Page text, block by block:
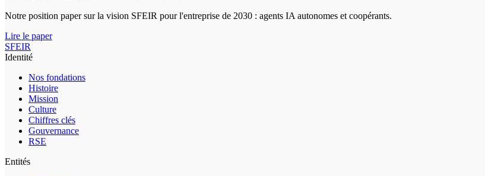
Notre position paper sur la vision SFEIR pour l'entreprise de 2030 : agents IA autonomes et coopérants.
Lire le paper
SFEIR
Identité
Nos fondations
Histoire
Mission
Culture
Chiffres clés
Gouvernance
RSE
Entités